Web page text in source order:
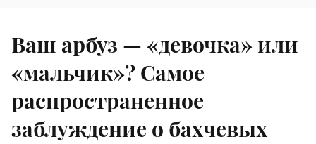
Ваш арбуз — «девочка» или
«мальчик»? Самое
распространенное
заблуждение о бахчевых